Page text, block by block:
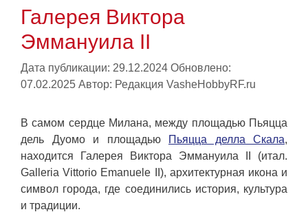
Галерея Виктора
Эммануила II
Дата публикации: 29.12.2024 Обновлено:
07.02.2025 Автор: Редакция VasheHobbyRF.ru
В самом сердце Милана, между площадью Пьяцца
дель Дуомо и площадью
Пьяцца делла Скала,
находится Галерея Виктора Эммануила II (итал.
Galleria Vittorio Emanuele II), архитектурная икона и
символ города, где соединились история, культура
и традиции.